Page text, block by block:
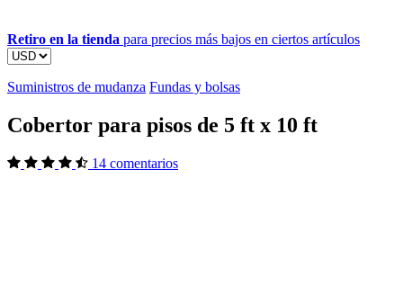
Retiro en la tienda para precios más bajos en ciertos artículos
Suministros de mudanza Fundas y bolsas
Cobertor para pisos de 5 ft x 10 ft
14 comentarios